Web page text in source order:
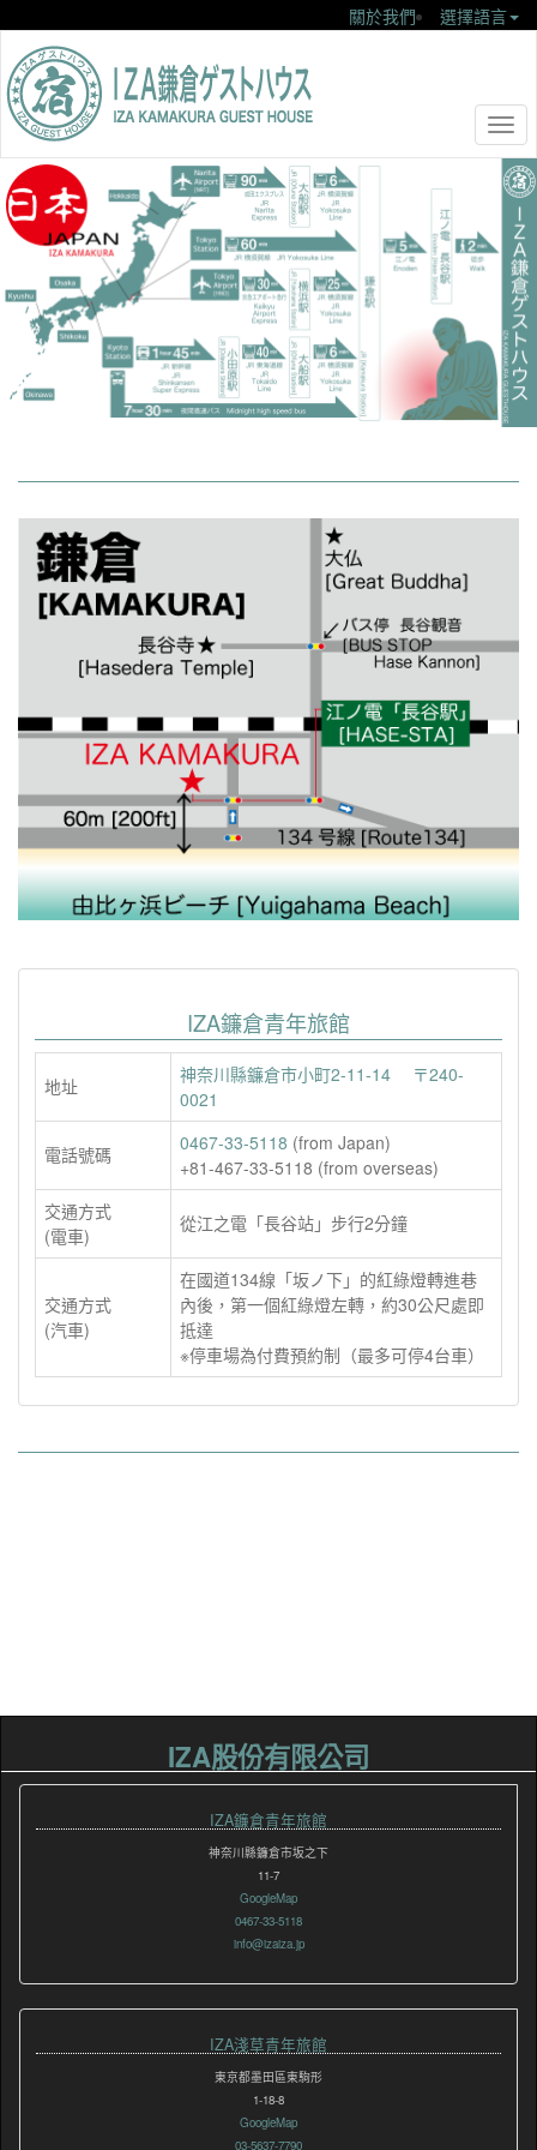
選擇語言
關於我們
IZA鐮倉青年旅館
地址
神奈川縣鐮倉市小町2-11-14 〒240-
0021
電話號碼 0467-33-5118 (from Japan)
+81-467-33-5118 (from overseas)
交通方式
(電車)
從江之電「長谷站」步行2分鐘
交通方式
(汽車)
在國道134線「坂ノ下」的紅綠燈轉進巷
內後，第一個紅綠燈左轉，約30公尺處即
抵達
※停車場為付費預約制（最多可停4台車）
IZA股份有限公司
IZA鐮倉青年旅館
神奈川縣鐮倉市坂之下
11-7
GoogleMap
0467-33-5118
info@izaiza.jp
IZA淺草青年旅館
東京都墨田區東駒形
1-18-8
GoogleMap
03-5637-7790